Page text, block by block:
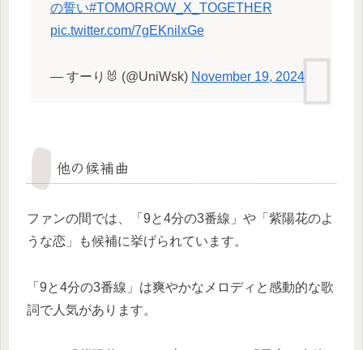
の誓い#TOMORROW_X_TOGETHER
pic.twitter.com/7gEKnilxGe
— すーり🐰 (@UniWsk) November 19, 2024
他の候補曲
ファンの間では、「9と4分の3番線」や「紫陽花のよ
うな恋」も候補に挙げられています。
「9と4分の3番線」は爽やかなメロディと感動的な歌
詞で人気があります。